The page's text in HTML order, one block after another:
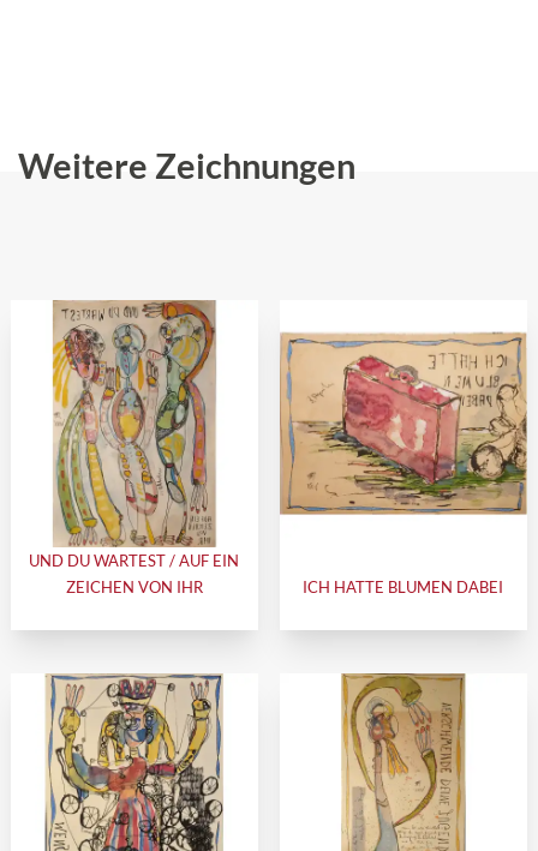
Weitere Zeichnungen
UND DU WARTEST / AUF EIN
ZEICHEN VON IHR
ICH HATTE BLUMEN DABEI